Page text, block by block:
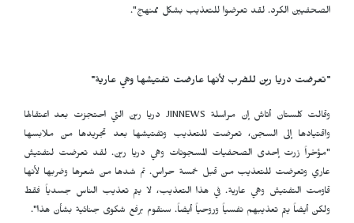
الصحفيين الكرد. لقد تعرضوا للتعذيب بشكل ممنهج".
"تعرضت دريا رين للضرب لأنها عارضت تفتيشها وهي عارية"
وقالت كلستان أتاش إن مراسلة JINNEWS دريا رين التي احتجزت بعد اعتقالها
واقتيادها إلى السجن، تعرضت للتعذيب وتفتيشها بعد تجريدها من ملابسها
"مؤخراً زرت إحدى الصحفيات المسجونات وهي دريا رين. لقد تعرضت لتفتيش
عاري وتعرضت للتعذيب من قبل خمسة حراس. تم شدها من شعرها وضربها لأنها
قاومت التفتيش وهي عارية. في هذا التعذيب، لا يتم تعذيب الناس جسدياً فقط
ولكن أيضاً يتم تعذيبهم نفسياً وروحياً أيضاً. سنقوم برفع شكوى جنائية بشأن هذا".